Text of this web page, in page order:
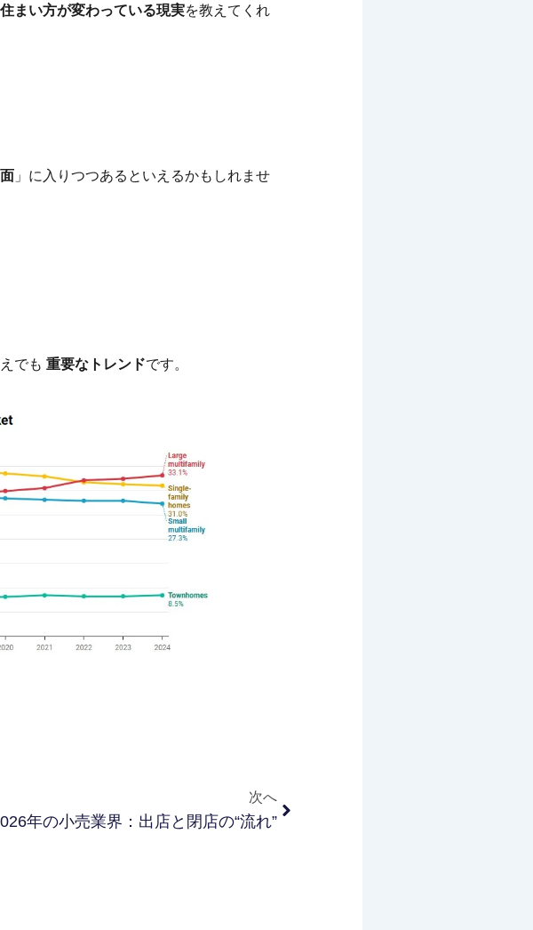
まい方が変わっている現実を教えてくれ
」に入りつつあるといえるかもしれませ
でも 重要なトレンドです。
次へ
年の小売業界：出店と閉店の“流れ”